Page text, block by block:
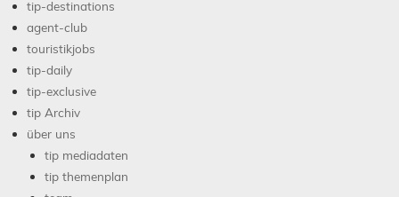
tip-destinations
agent-club
touristikjobs
tip-daily
tip-exclusive
tip Archiv
über uns
tip mediadaten
tip themenplan